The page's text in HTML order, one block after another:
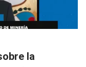
la